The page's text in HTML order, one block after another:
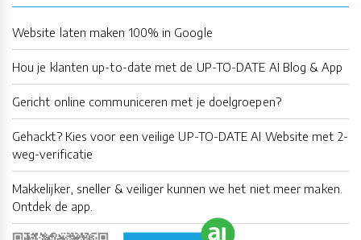
Website laten maken 100% in Google
Hou je klanten up-to-date met de UP-TO-DATE AI Blog & App
Gericht online communiceren met je doelgroepen?
Gehackt? Kies voor een veilige UP-TO-DATE AI Website met 2-
weg-verificatie
Makkelijker, sneller & veiliger kunnen we het niet meer maken.
Ontdek de app.